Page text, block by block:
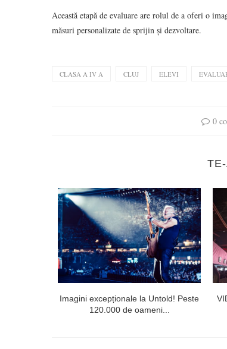
Această etapă de evaluare are rolul de a oferi o
măsuri personalizate de sprijin și dezvoltare.
CLASA A IV A CLUJ ELEVI
0
Imagini excepționale la Untold! Peste
120.000 de oameni...